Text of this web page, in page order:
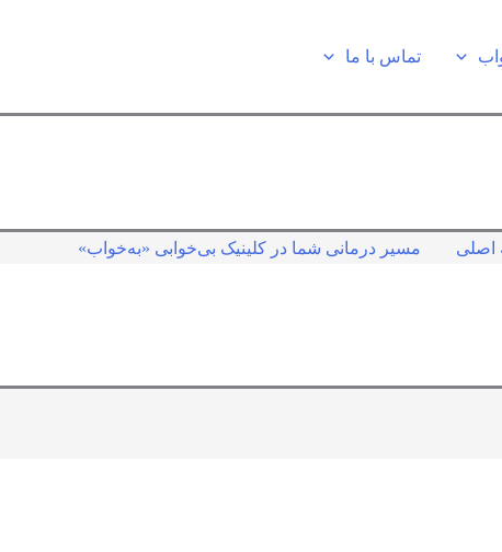
تماس با ما
اصلی
مسیر درمانی شما در کلینیک بی‌خوابی «به‌خواب»